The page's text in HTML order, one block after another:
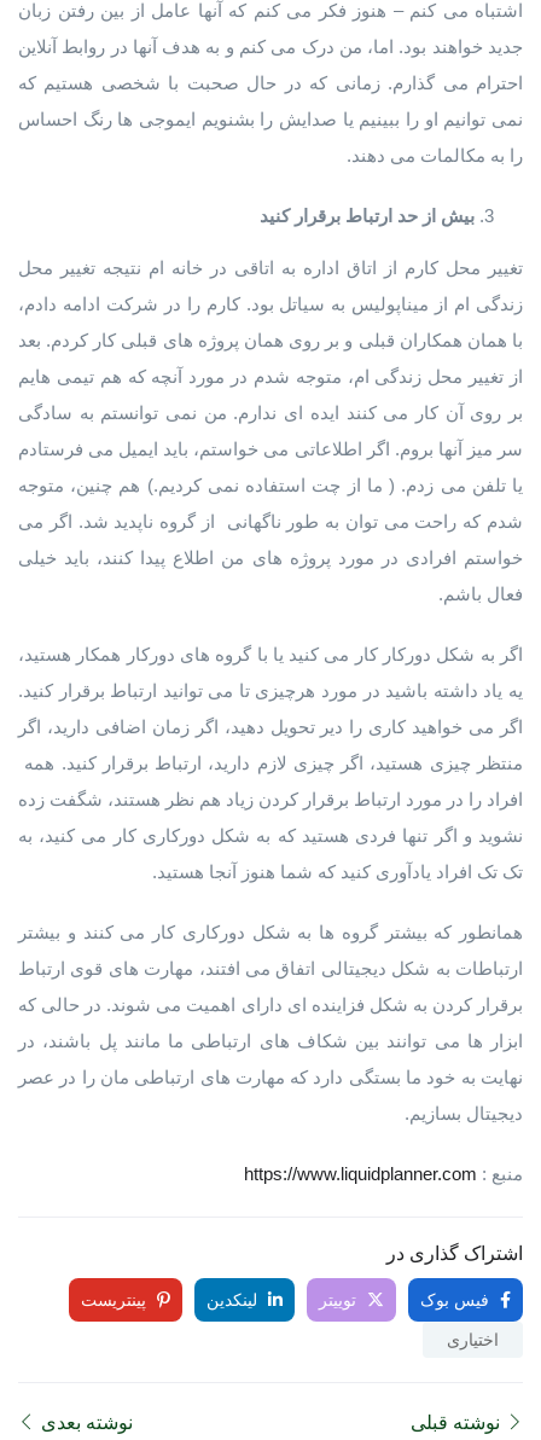
اشتباه می کنم – هنوز فکر می کنم که آنها عامل از بین رفتن زبان
جدید خواهند بود. اما، من درک می کنم و به هدف آنها در روابط آنلاین
احترام می گذارم. زمانی که در حال صحبت با شخصی هستیم که
نمی توانیم او را ببینیم یا صدایش را بشنویم ایموجی ها رنگ احساس
را به مکالمات می دهند.
بیش از حد ارتباط برقرار کنید
تغییر محل کارم از اتاق اداره به اتاقی در خانه ام نتیجه تغییر محل
زندگی ام از میناپولیس به سیاتل بود. کارم را در شرکت ادامه دادم،
با همان همکاران قبلی و بر روی همان پروژه های قبلی کار کردم. بعد
از تغییر محل زندگی ام، متوجه شدم در مورد آنچه که هم تیمی هایم
بر روی آن کار می کنند ایده ای ندارم. من نمی توانستم به سادگی
سر میز آنها بروم. اگر اطلاعاتی می خواستم، باید ایمیل می فرستادم
یا تلفن می زدم. ( ما از چت استفاده نمی کردیم.) هم چنین، متوجه
شدم که راحت می توان به طور ناگهانی از گروه ناپدید شد. اگر می
خواستم افرادی در مورد پروژه های من اطلاع پیدا کنند، باید خیلی
فعال باشم.
اگر به شکل دورکار کار می کنید یا با گروه های دورکار همکار هستید،
یه یاد داشته باشید در مورد هرچیزی تا می توانید ارتباط برقرار کنید.
اگر می خواهید کاری را دیر تحویل دهید، اگر زمان اضافی دارید، اگر
منتظر چیزی هستید، اگر چیزی لازم دارید، ارتباط برقرار کنید. همه
افراد را در مورد ارتباط برقرار کردن زیاد هم نظر هستند، شگفت زده
نشوید و اگر تنها فردی هستید که به شکل دورکاری کار می کنید، به
تک تک افراد یادآوری کنید که شما هنوز آنجا هستید.
همانطور که بیشتر گروه ها به شکل دورکاری کار می کنند و بیشتر
ارتباطات به شکل دیجیتالی اتفاق می افتند، مهارت های قوی ارتباط
برقرار کردن به شکل فزاینده ای دارای اهمیت می شوند. در حالی که
ابزار ها می توانند بین شکاف های ارتباطی ما مانند پل باشند، در
نهایت به خود ما بستگی دارد که مهارت های ارتباطی مان را در عصر
دیجیتال بسازیم.
منبع : https://www.liquidplanner.com
اشتراک گذاری در
فیس بوک توییتر لینکدین پینتریست
اختیاری
نوشته قبلی نوشته بعدی